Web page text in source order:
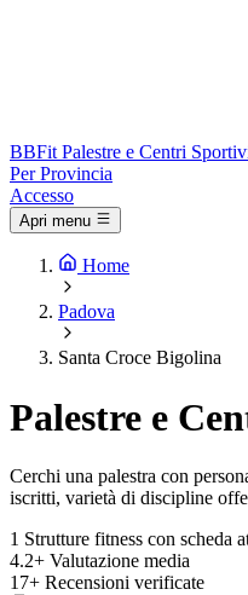
BBFit Palestre e Centri
Per Provincia
Accesso
Apri menu
Home
Padova
Santa Croce Bigolina
Palestre e
Cerchi una palestra con
iscritti, varietà di discipline
1 Strutture fitness con scheda
4.2+ Valutazione media
17+ Recensioni verificate